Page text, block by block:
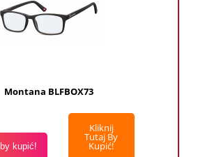
Montana BLFBOX73
kupić!
Kliknij
Tutaj By
Kupić!